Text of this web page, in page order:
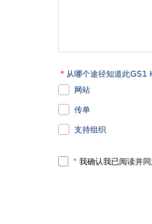
从哪个途径知道此GS1
网站
传单
支持组织
* 我确认我已阅读并